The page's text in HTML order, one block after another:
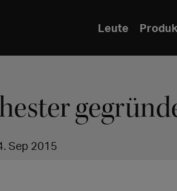
Leute
Sep 2015